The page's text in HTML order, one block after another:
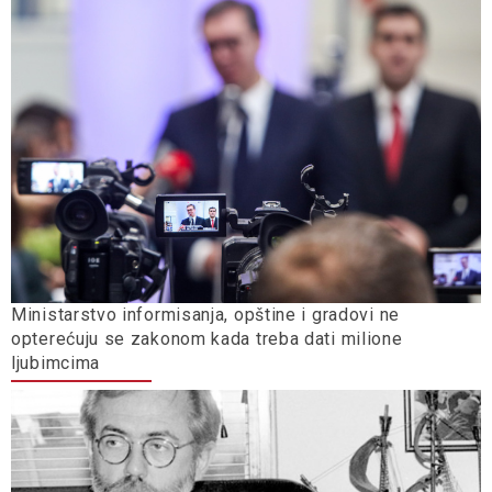
Ministarstvo informisanja, opštine i gradovi ne
opterećuju se zakonom kada treba dati milione
ljubimcima